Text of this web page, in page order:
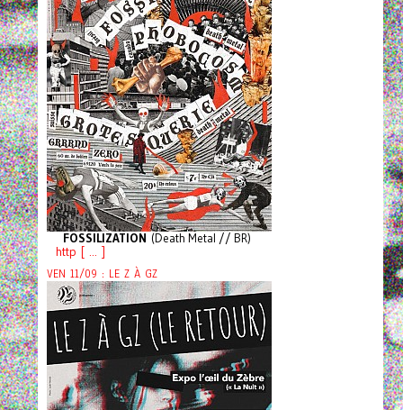
FOSSILIZATION (Death Metal // BR)
http [ ... ]
VEN 11/09 : LE Z À GZ